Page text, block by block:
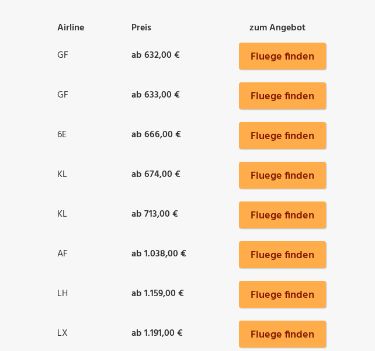
Airline Preis
zum Angebot
GF ab 632,00 € Fluege finden
GF ab 633,00 € Fluege finden
6E ab 666,00 € Fluege finden
KL ab 674,00 € Fluege finden
KL ab 713,00 € Fluege finden
AF ab 1.038,00 € Fluege finden
LH ab 1.159,00 € Fluege finden
LX ab 1.191,00 € Fluege finden